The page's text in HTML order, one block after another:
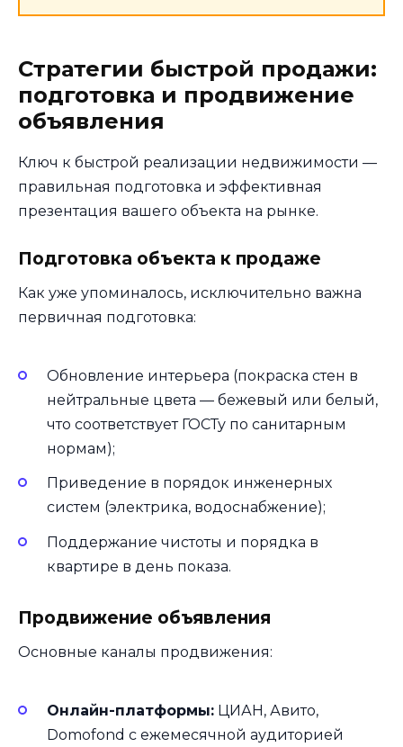
Стратегии быстрой продажи:
подготовка и продвижение
объявления
Ключ к быстрой реализации недвижимости —
правильная подготовка и эффективная
презентация вашего объекта на рынке.
Подготовка объекта к продаже
Как уже упоминалось, исключительно важна
первичная подготовка:
Обновление интерьера (покраска стен в
нейтральные цвета — бежевый или белый,
что соответствует ГОСТу по санитарным
нормам);
Приведение в порядок инженерных
систем (электрика, водоснабжение);
Поддержание чистоты и порядка в
квартире в день показа.
Продвижение объявления
Основные каналы продвижения:
Онлайн-платформы: ЦИАН, Авито,
Domofond с ежемесячной аудиторией